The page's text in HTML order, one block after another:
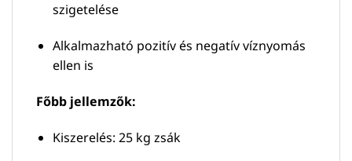
szigetelése
Alkalmazható pozitív és negatív víznyomás
ellen is
Főbb jellemzők:
Kiszerelés: 25 kg zsák